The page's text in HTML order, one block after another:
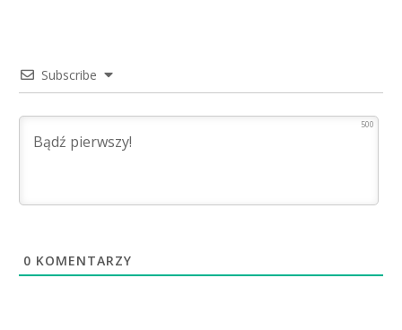
Subscribe
500
0 KOMENTARZY